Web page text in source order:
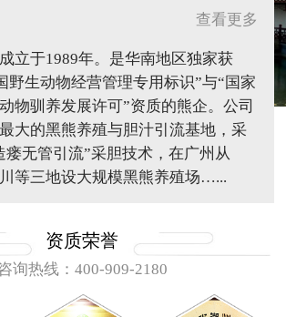
查看更多
立于1989年。是华南地区独家获
野生动物经营管理专用标识”与“国家
物驯养发展许可”资质的熊企。公司
大的黑熊养殖与胆汁引流基地，采
瘘无管引流”采胆技术，在广州从
等三地设大规模黑熊养殖场…...
资质荣誉
询热线：400-909-2180